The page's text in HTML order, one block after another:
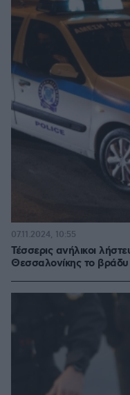
Τέσσερις ανήλικοι
Θεσσαλονίκης το βράδυ
07.11.2024, 10:55